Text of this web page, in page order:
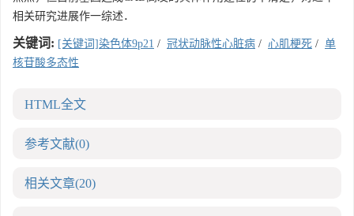
相关研究进展作一综述．
关键词: [关键词]染色体9p21 / 冠状动脉性心脏病 / 心肌梗死 / 单
核苷酸多态性
HTML全文
参考文献(0)
相关文章(20)